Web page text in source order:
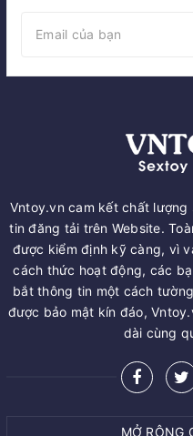
Vntoy.vn cam kết chất
tin đăng tải trên Website.
được kiểm định kỹ càng, vì
cách thức hoạt động, các
bắt thông tin một cách
được bảo mật kín đáo,
dài cùng
MỞ RỘNG